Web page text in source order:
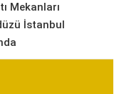
Mekanları
İstanbul